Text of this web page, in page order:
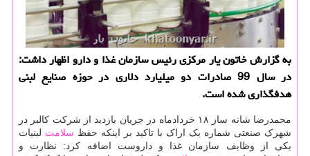
به گزارش خاتون یار مركزی رئیس سازمان غذا و دارو اظهار داشت:
در سال 99 صادرات دو میلیارد دلاری در حوزه صنایع لبنی
هدفگذاری شده است.
محمدرضا شانه ساز ۱۸ خردادماه در جریان بازدید از شرکت کالبر در
شهرک صنعتی شماره یک اراک با تاکید بر اینکه حفظ سلامت لبنیات
یکی از وظایف سازمان غذا و داروست اضافه کرد: نظارت و